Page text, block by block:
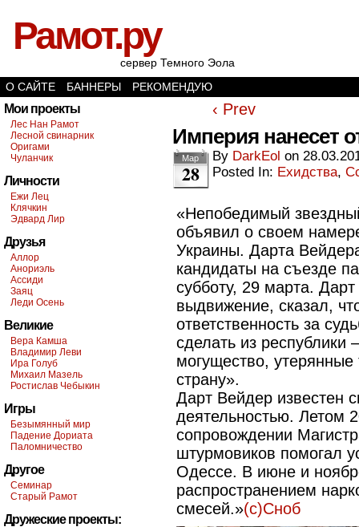
Рамот.ру
сервер Темного Эола
О САЙТЕ
БАННЕРЫ РЕКОМЕНДУЮ
Мои проекты
Лес Нан Рамот
Лесной свинарник
Оригами
Чуланчик
Личности
Ежи Лец
Клячкин
Эдвард Лир
Друзья
Аллор
Анориэль
Ассиди
Заяц
Леди Осень
Великие
Вера Камша
Владимир Леви
Ира Голуб
Михаил Мазель
Ростислав Чебыкин
Игры
Безымянный мир
Падение Дориата
Паломничество
Другое
Семинар
Старый Рамот
Дружеские проекты:
‹ Prev
Империя нанесет
Мар
28
By DarkEol on
Posted In: Ехидства,
«Непобедимый
объявил о своем
Украины. Дарта
кандидаты на съезде
субботу, 29 марта.
выдвижение, сказал,
ответственность за
сделать из
могущество, утерянные
страну».
Дарт Вейдер известен
деятельностью. Летом
сопровождении
штурмовиков помогал
Одессе. В июне и
распространением
смесей.»(c)Сноб